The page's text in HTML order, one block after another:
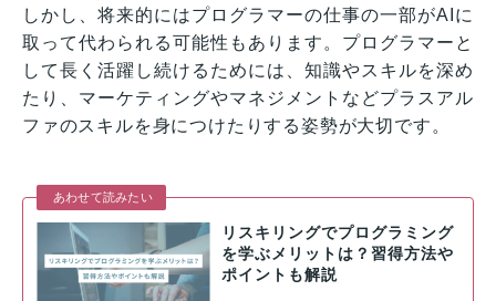
しかし、将来的にはプログラマーの仕事の一部がAIに
取って代わられる可能性もあります。プログラマーと
して長く活躍し続けるためには、知識やスキルを深め
たり、マーケティングやマネジメントなどプラスアル
ファのスキルを身につけたりする姿勢が大切です。
あわせて読みたい
リスキリングでプログラミング
を学ぶメリットは？習得方法や
ポイントも解説